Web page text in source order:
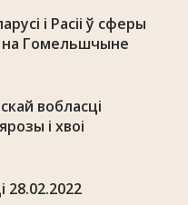
і Расіі ў сферы
Гомельшчыне
вобласці
і хвоі
28.02.2022